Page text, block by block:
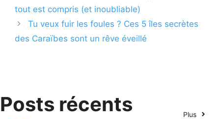
tout est compris (et inoubliable)
Tu veux fuir les foules ? Ces 5 îles secrètes
des Caraïbes sont un rêve éveillé
Posts récents Plus